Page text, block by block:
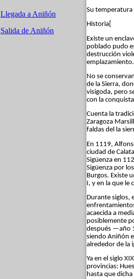
Llegada a Aniñón
Salida de Aniñón
Su temperatura
Historia[
Existe un
poblado pudo
destrucción
No se
de la Sierra,
visigoda, pero
con la
Cuenta la
Zaragoza
faldas del la
En 1119,
ciudad de
Sigüenza en
Sigüenza por
Burgos. Existe
I, y en la que le
Durante siglos,
acaecida a
posiblemente
después —año
siendo Aniñón
alrededor de la
Ya en el siglo
provincias:
hasta que